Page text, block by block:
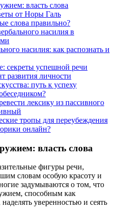
власть слова
от Норы Галь
слова правильно?
насилия в
насилия: как распознать и
секреты успешной речи
развития личности
путь к успеху
лексику из пассивного
тропы для переубеждения
онлайн?
власть слова
фигуры речи,
словам особую красоту и
задумываются о том, что
способным как
уверенностью и сеять